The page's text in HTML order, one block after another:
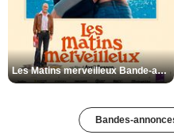
Les Matins merveilleux Bande-annonce VF
Bandes-